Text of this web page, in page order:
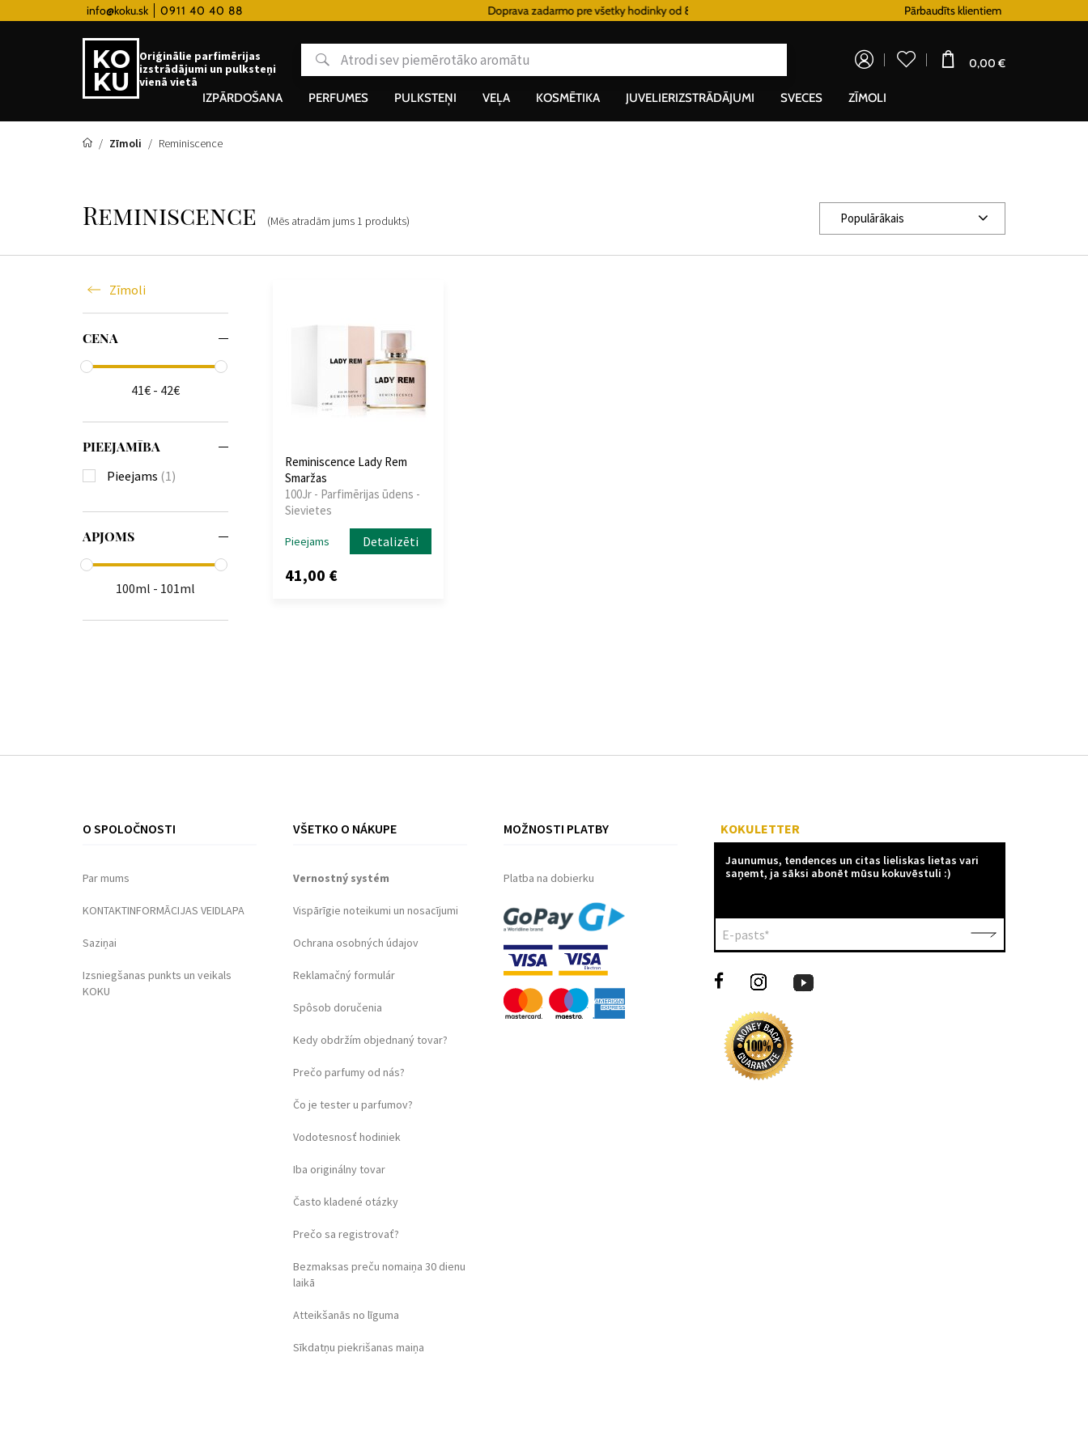
info@koku.sk 0911 40 40 88Lojalitātes programma Doprava zadarmo pre všetky hodinky od 80€ Pārbaudīts klientiem
Oriģinālie parfimērijas
izstrādājumi un pulksteņi
vienā vietā
0,00 €
IZPĀRDOŠANA PERFUMES PULKSTEŅI VEĻA KOSMĒTIKA JUVELIERIZSTRĀDĀJUMI SVECES ZĪMOLI
Zīmoli Reminiscence
Reminiscence (Mēs atradām jums 1 produkts) Populārākais
Zīmoli
CENA
41€ - 42€
PIEEJAMĪBA
Pieejams (1)
APJOMS
100ml - 101ml
Reminiscence Lady Rem
Smaržas
100Jr - Parfimērijas ūdens -
Sievietes
Pieejams Detalizēti
41,00 €
O SPOLOČNOSTI
Par mums
KONTAKTINFORMĀCIJAS VEIDLAPA
Saziņai
Izsniegšanas punkts un veikals
KOKU
VŠETKO O NÁKUPE
Vernostný systém
Vispārīgie noteikumi un nosacījumi
Ochrana osobných údajov
Reklamačný formulár
Spôsob doručenia
Kedy obdržím objednaný tovar?
Prečo parfumy od nás?
Čo je tester u parfumov?
Vodotesnosť hodiniek
Iba originálny tovar
Často kladené otázky
Prečo sa registrovať?
Bezmaksas preču nomaiņa 30 dienu
laikā
Atteikšanās no līguma
Sīkdatņu piekrišanas maiņa
MOŽNOSTI PLATBY
Platba na dobierku
KOKULETTER
Jaunumus, tendences un citas lieliskas lietas vari
saņemt, ja sāksi abonēt mūsu kokuvēstuli :)
E-pasts*